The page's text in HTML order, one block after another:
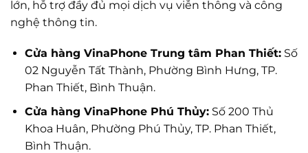
lớn, hỗ trợ đầy đủ mọi dịch vụ viễn thông và công
nghệ thông tin.
Cửa hàng VinaPhone Trung tâm Phan Thiết:Số
02 Nguyễn Tất Thành, Phường Bình Hưng, TP.
Phan Thiết, Bình Thuận.
Cửa hàng VinaPhone Phú Thủy:Số 200 Thủ
Khoa Huân, Phường Phú Thủy, TP. Phan Thiết,
Bình Thuận.